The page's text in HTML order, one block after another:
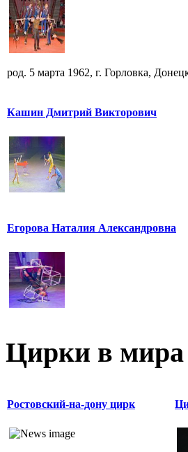
род. 5 марта 1962, г. Горловка,
Кашин Дмитрий Викторович
Егорова Наталия Александровна
Цирки в мира
Ростовский-на-дону цирк